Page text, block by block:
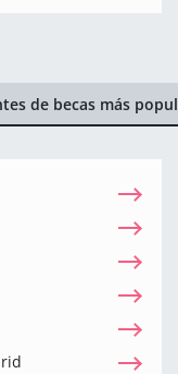
de becas más